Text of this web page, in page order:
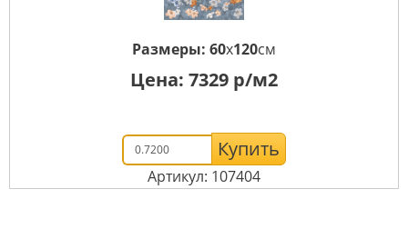
Размеры: 60x120см
Цена: 7329 р/м2
Купить
Артикул: 107404